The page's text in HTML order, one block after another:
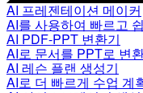
AI 프레젠테이션 메이커
AI를 사용하여 빠르고
AI PDF-PPT 변환기
AI로 문서를 PPT로 변
AI 레슨 플랜 생성기
AI로 더 빠르게 수업 계